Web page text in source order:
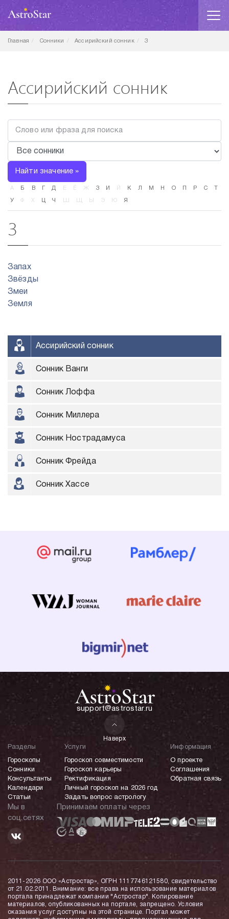
Главная Сонники Ассирийский сонник З
Ассирийский сонник
Найти значение »
А Б В Д Е Ё Ж З И Й К Л М Н О Р С
У Ф Х Ц Ч Ш Щ Ы Э Ю Я
З
Запах
Звёзды
Змеи
Земля
Ассирийский сонник
Сонник Ванги
Сонник Лоффа
Сонник Миллера
Сонник Нострадамуса
Сонник Фрейда
Сонник Хассе
support@astrostar.ru
Наверх
Разделы
Гороскопы
Сонники
Консультанты
Календари
Статьи
Услуги
Гороскоп совместимости
Гороскоп карьеры
Ректификация
Личный гороскоп на 2026 год
Задать вопрос астрологу
Информация
О проекте
Соглашения
Обратная связь
Мы в
соц.сетях
Принимаем оплаты через
2011-2026 ООО «Астростар», ОГРН 1117746121580, свидетельство
от 21.02.2011. Внимание: все права на использование материалов
портала принадлежат компании "Астростар". Копирование
материалов, опубликованных на портале, запрещено. Условия
оказания услуг доступны на этой странице. Портал может